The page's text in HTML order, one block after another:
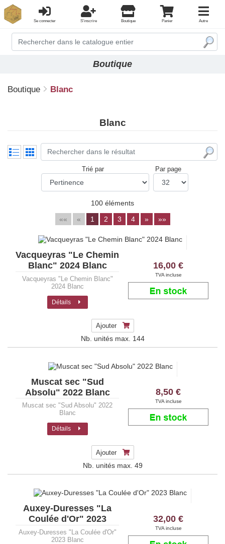
Se connecter S'inscrire Boutique Panier Autre
Boutique
Boutique Blanc
Blanc
Trié par Par page
100 éléments
««
« 1 2 3 4 » »»
Vacqueyras "Le Chemin
Blanc" 2024 Blanc
Vacqueyras "Le Chemin Blanc"
2024 Blanc
Détails
16,00 €
TVA incluse
Ajouter
Nb. unités max. 144
Muscat sec "Sud
Absolu" 2022 Blanc
Muscat sec "Sud Absolu" 2022
Blanc
Détails
8,50 €
TVA incluse
Ajouter
Nb. unités max. 49
Auxey-Duresses "La
Coulée d'Or" 2023
Blanc
Auxey-Duresses "La Coulée d'Or"
2023 Blanc
32,00 €
TVA incluse